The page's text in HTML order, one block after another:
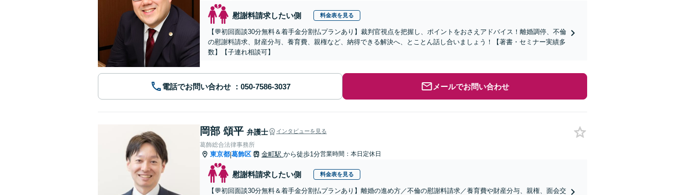
慰謝料請求したい側 料金表を見る
【💬初回面談30分無料＆着手金分割払プランあり】裁判官視点を把握し、ポイントをおさえアドバイス！離婚調停、不倫
の慰謝料請求、財産分与、養育費、親権など、納得できる解決へ、とことん話し合いましょう！【著書・セミナー実績多
数】【子連れ相談可】
電話でお問い合わせ メールでお問い合わせ
岡部 頌平 弁護士 インタビューを見る
葛飾総合法律事務所
東京都|葛飾区 金町駅 から徒歩1分営業時間：本日定休日
慰謝料請求したい側 料金表を見る
【💬初回面談30分無料＆着手金分割払プランあり】離婚の進め方／不倫の慰謝料請求／養育費や財産分与、親権、面会交